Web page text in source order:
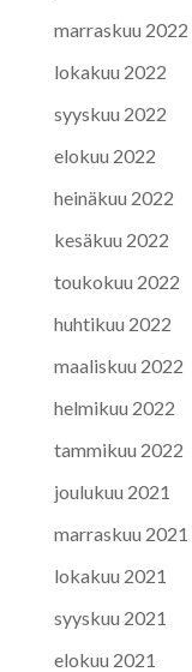
marraskuu 2022
lokakuu 2022
syyskuu 2022
elokuu 2022
heinäkuu 2022
kesäkuu 2022
toukokuu 2022
huhtikuu 2022
maaliskuu 2022
helmikuu 2022
tammikuu 2022
joulukuu 2021
marraskuu 2021
lokakuu 2021
syyskuu 2021
elokuu 2021